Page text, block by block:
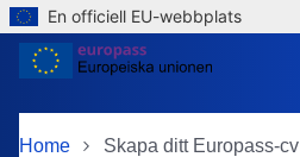
Skip to main content
En officiell EU-webbplats
Home Skapa ditt Europass-cv